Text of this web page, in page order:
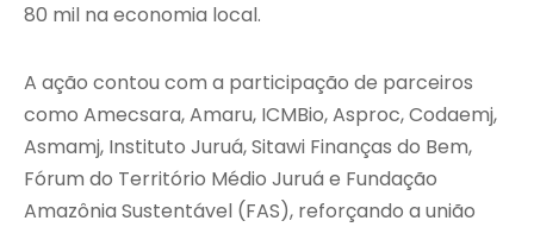
80 mil na economia local.
A ação contou com a participação de parceiros
como Amecsara, Amaru, ICMBio, Asproc, Codaemj,
Asmamj, Instituto Juruá, Sitawi Finanças do Bem,
Fórum do Território Médio Juruá e Fundação
Amazônia Sustentável (FAS), reforçando a união